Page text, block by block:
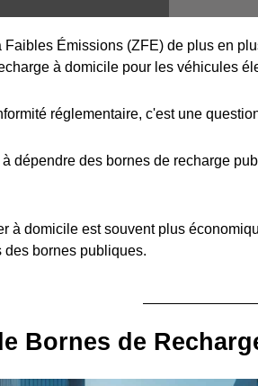
Faibles Émissions (ZFE) de plus en
à domicile pour les véhicules
réglementaire, c'est une
dépendre des bornes de recharge
à domicile est souvent plus
des bornes publiques.
Bornes de